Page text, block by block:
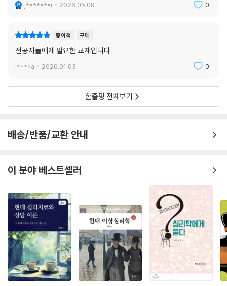
j*******i 2026.05.09. 0
종이책 구매
전공자들에게 필요한 교재입니다.
i****a 2026.01.03. 0
한줄평 전체보기
배송/반품/교환 안내
이 분야 베스트셀러